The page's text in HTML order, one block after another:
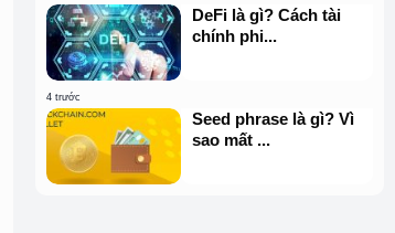
DeFi là gì? Cách tài
chính phi...
4 trước
Seed phrase là gì? Vì
sao mất ...